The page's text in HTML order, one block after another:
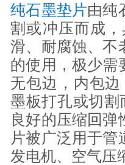
纯石墨垫片由纯
割或冲压而成
滑、耐腐蚀、不
的使用，极少需
无包边，内包
墨板打孔或切
良好的压缩回
片被广泛用于
发电机、空气压